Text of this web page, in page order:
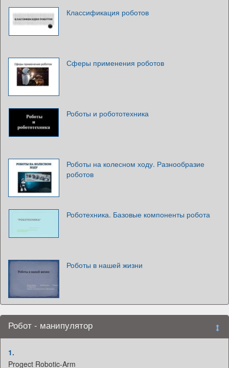
Классификация роботов
Сферы применения роботов
Роботы и робототехника
Роботы на колесном ходу. Разнообразие
роботов
Роботехника. Базовые компоненты робота
Роботы в нашей жизни
Робот - манипулятор
1.
Progect Robotic-Arm